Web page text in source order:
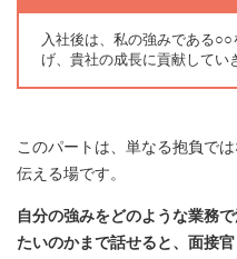
入社後は、私の強みである
げ、貴社の成長に貢献してい
このパートは、単なる抱負で
伝える場です。
自分の強みをどのような業務
たいのかまで話せると、面接